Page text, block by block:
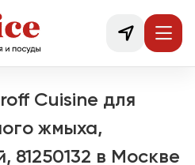
Cuisine для
жмыха,
81250132 в Москве